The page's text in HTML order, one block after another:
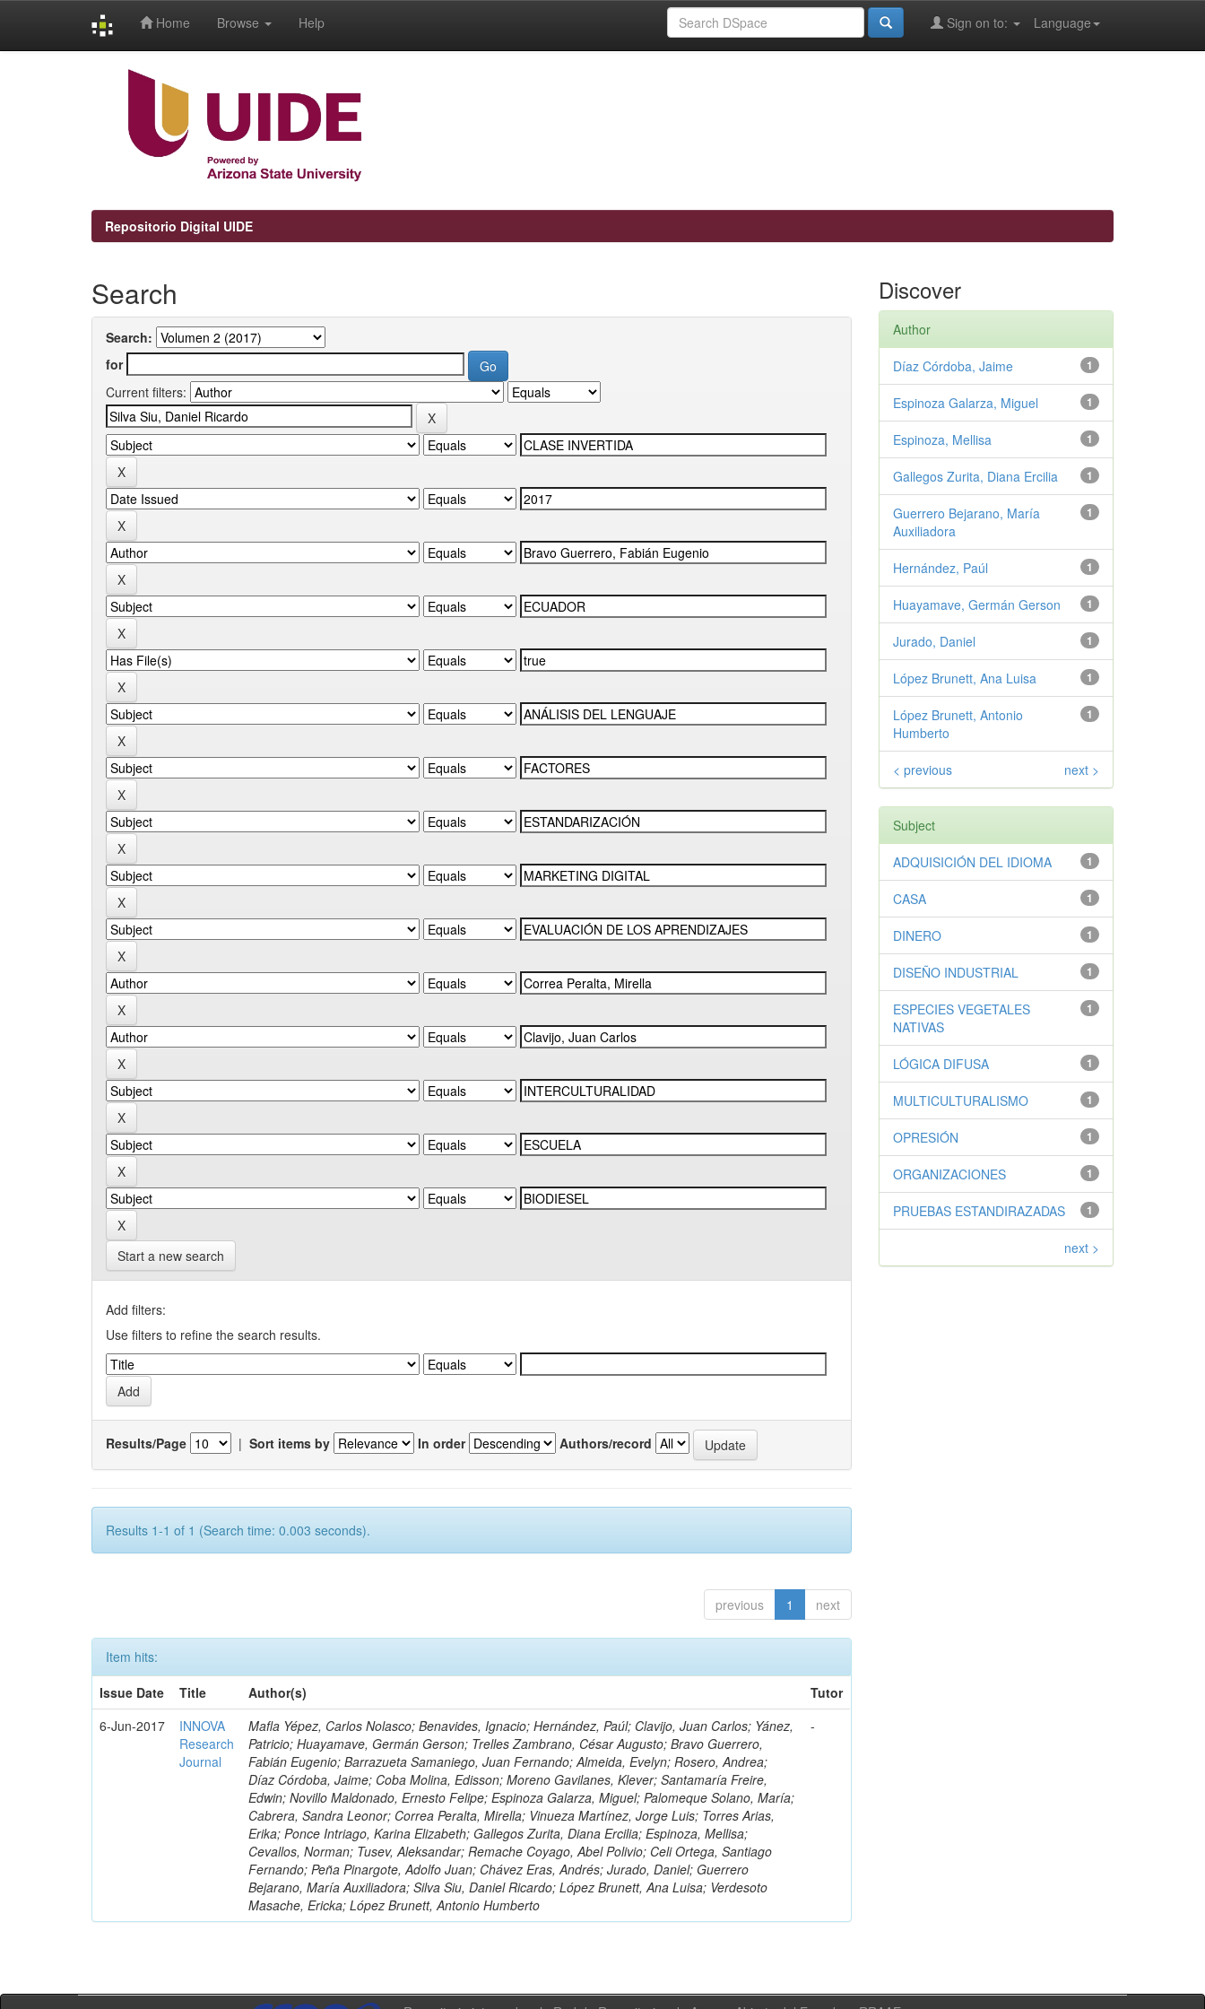
Home Browse Help Language
Sign on to:
Repositorio Digital UIDE
Search
Search:
for
Current filters:
Start a new search
Add filters:
Use filters to refine the search results.
Results/Page | Sort items by In order Authors/record
Results 1-1 of 1 (Search time: 0.003 seconds).
previous 1 next
Item hits:
Issue Date
Title Author(s)
Tutor
6-Jun-2017
INNOVA
Research
Journal
Mafla Yépez, Carlos Nolasco; Benavides, Ignacio; Hernández, Paúl; Clavijo, Juan Carlos; Yánez,
Patricio; Huayamave, Germán Gerson; Trelles Zambrano, César Augusto; Bravo Guerrero,
Fabián Eugenio; Barrazueta Samaniego, Juan Fernando; Almeida, Evelyn; Rosero, Andrea;
Díaz Córdoba, Jaime; Coba Molina, Edisson; Moreno Gavilanes, Klever; Santamaría Freire,
Edwin; Novillo Maldonado, Ernesto Felipe; Espinoza Galarza, Miguel; Palomeque Solano, María;
Cabrera, Sandra Leonor; Correa Peralta, Mirella; Vinueza Martínez, Jorge Luis; Torres Arias,
Erika; Ponce Intriago, Karina Elizabeth; Gallegos Zurita, Diana Ercilia; Espinoza, Mellisa;
Cevallos, Norman; Tusev, Aleksandar; Remache Coyago, Abel Polivio; Celi Ortega, Santiago
Fernando; Peña Pinargote, Adolfo Juan; Chávez Eras, Andrés; Jurado, Daniel; Guerrero
Bejarano, María Auxiliadora; Silva Siu, Daniel Ricardo; López Brunett, Ana Luisa; Verdesoto
Masache, Ericka; López Brunett, Antonio Humberto
-
Discover
Author
1
Díaz Córdoba, Jaime
1
Espinoza Galarza, Miguel
1
Espinoza, Mellisa
1
Gallegos Zurita, Diana Ercilia
1
Guerrero Bejarano, María
Auxiliadora
1
Hernández, Paúl
1
Huayamave, Germán Gerson
1
Jurado, Daniel
1
López Brunett, Ana Luisa
1
López Brunett, Antonio
Humberto
< previous next >
Subject
1
ADQUISICIÓN DEL IDIOMA
1
CASA
1
DINERO
1
DISEÑO INDUSTRIAL
1
ESPECIES VEGETALES
NATIVAS
1
LÓGICA DIFUSA
1
MULTICULTURALISMO
1
OPRESIÓN
1
ORGANIZACIONES
1
PRUEBAS ESTANDIRAZADAS
next >